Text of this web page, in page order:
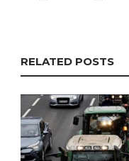
RELATED POSTS